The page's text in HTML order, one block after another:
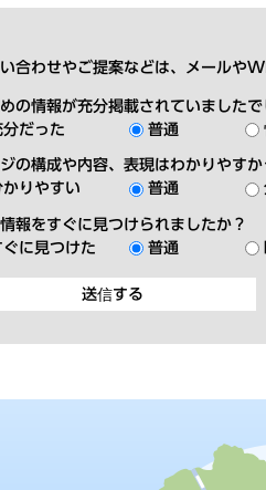
合わせやご提案などは、メールや
の情報が充分掲載されていましたで
分だった
普通
の構成や内容、表現はわかりやすか
かりやすい
普通
報をすぐに見つけられましたか？
ぐに見つけた
普通